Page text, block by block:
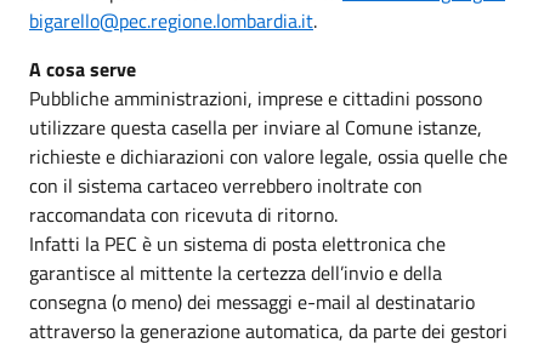
bigarello@pec.regione.lombardia.it.
A cosa serve
Pubbliche amministrazioni, imprese e cittadini possono
utilizzare questa casella per inviare al Comune istanze,
richieste e dichiarazioni con valore legale, ossia quelle che
con il sistema cartaceo verrebbero inoltrate con
raccomandata con ricevuta di ritorno.
Infatti la PEC è un sistema di posta elettronica che
garantisce al mittente la certezza dell’invio e della
consegna (o meno) dei messaggi e-mail al destinatario
attraverso la generazione automatica, da parte dei gestori